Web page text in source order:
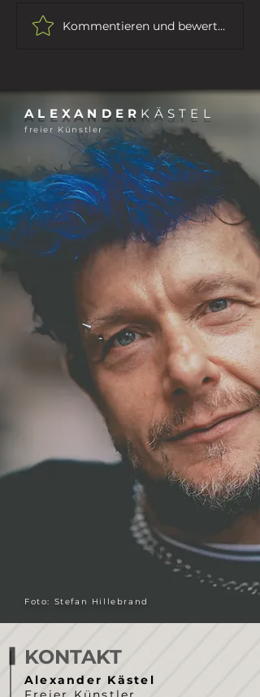
Kommentieren und bewerten...
ALEXANDER KÄSTEL
freier Künstler
Foto: Stefan Hillebrand
KONTAKT
Alexander Kästel